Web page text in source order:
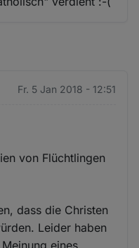
Fr. 5 Jan 2018 - 12:51
von Flüchtlingen
dass die Christen
Leider haben